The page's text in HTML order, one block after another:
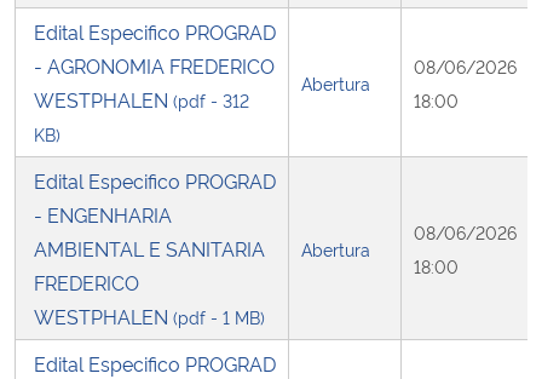
Edital Especifico PROGRAD
- AGRONOMIA FREDERICO
WESTPHALEN (pdf - 312
KB)
Abertura
08/06/2026
18:00
Edital Especifico PROGRAD
- ENGENHARIA
AMBIENTAL E SANITARIA
FREDERICO
WESTPHALEN (pdf - 1 MB)
Abertura
08/06/2026
18:00
Edital Especifico PROGRAD